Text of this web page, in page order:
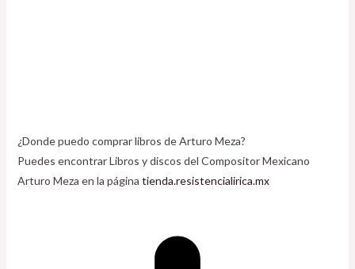
¿Donde puedo comprar libros de Arturo Meza?
Puedes encontrar Libros y discos del Compositor Mexicano
Arturo Meza en la página tienda.resistencialirica.mx